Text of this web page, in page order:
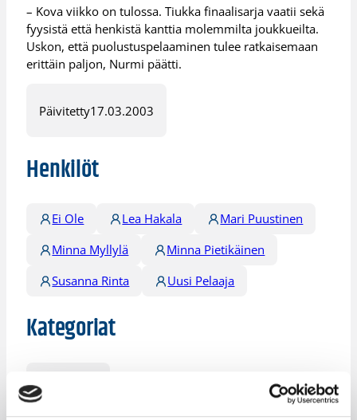
– Kova viikko on tulossa. Tiukka finaalisarja vaatii sekä
fyysistä että henkistä kanttia molemmilta joukkueilta.
Uskon, että puolustuspelaaminen tulee ratkaisemaan
erittäin paljon, Nurmi päätti.
Päivitetty17.03.2003
Henkilöt
Ei Ole Lea Hakala
Mari Puustinen
Minna Myllylä
Minna Pietikäinen
Susanna Rinta
Uusi Pelaaja
Kategoriat